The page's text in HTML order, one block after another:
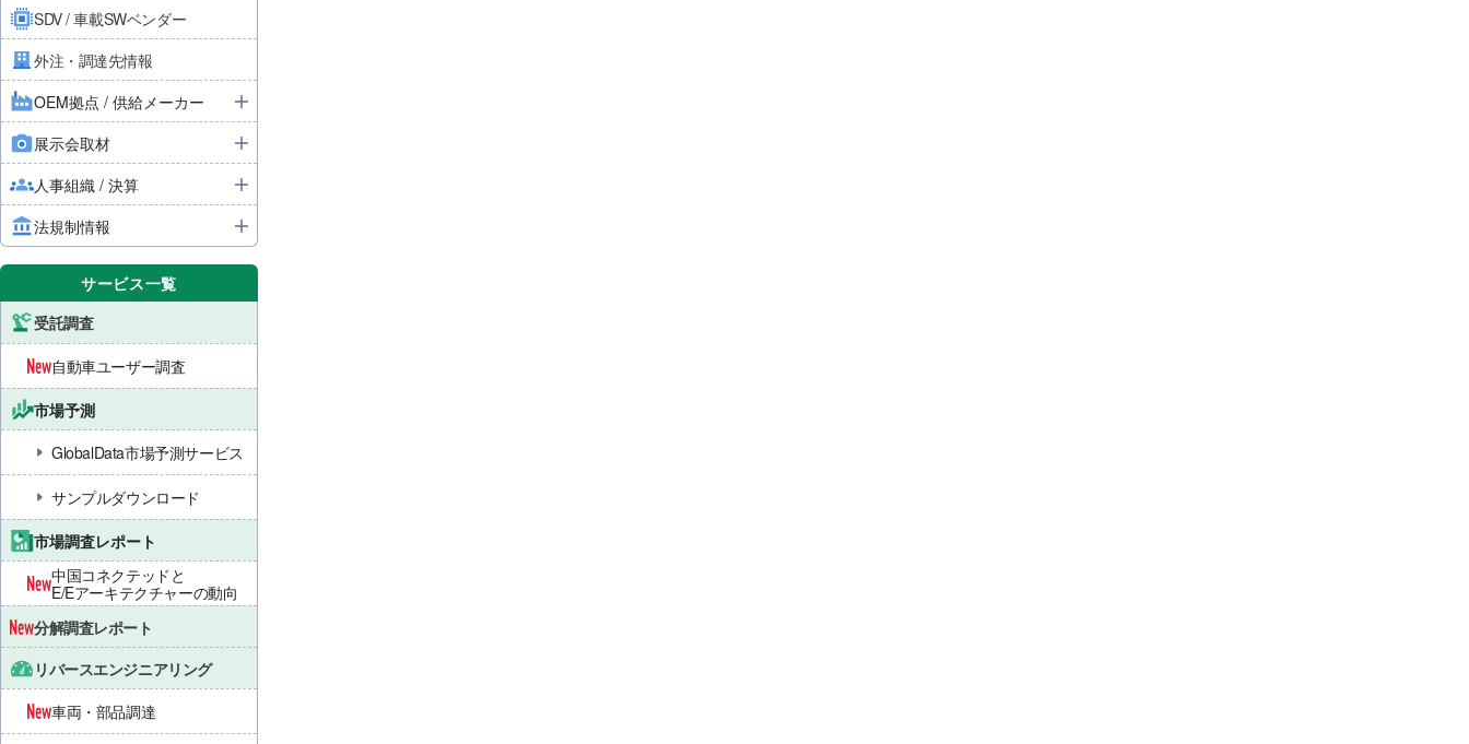
SDV / 車載SWベンダー
外注・調達先情報
OEM拠点 / 供給メーカー
展示会取材
人事組織 / 決算
法規制情報
サービス一覧
受託調査
自動車ユーザー調査
市場予測
GlobalData市場予測サービス
サンプルダウンロード
市場調査レポート
中国コネクテッドと
E/Eアーキテクチャーの動向
分解調査レポート
リバースエンジニアリング
車両・部品調達